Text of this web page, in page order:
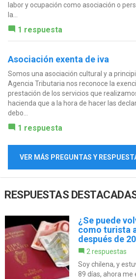
labor y ocupación como asociación o
la...
1 respuesta
Asociación exenta de iva
Somos una asociación cultural y a
Agencia Tributaria nos reconoce la
prestación de los servicios que
hacienda que a la hora de hacer las
debo...
1 respuesta
VER MÁS PREGUNTAS Y
RESPUESTAS
¿Se puede
como turista
después de
2 respuestas
Soy chilena, y
89 días, ahora me